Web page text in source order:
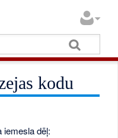
kodu
iemesla dēļ: